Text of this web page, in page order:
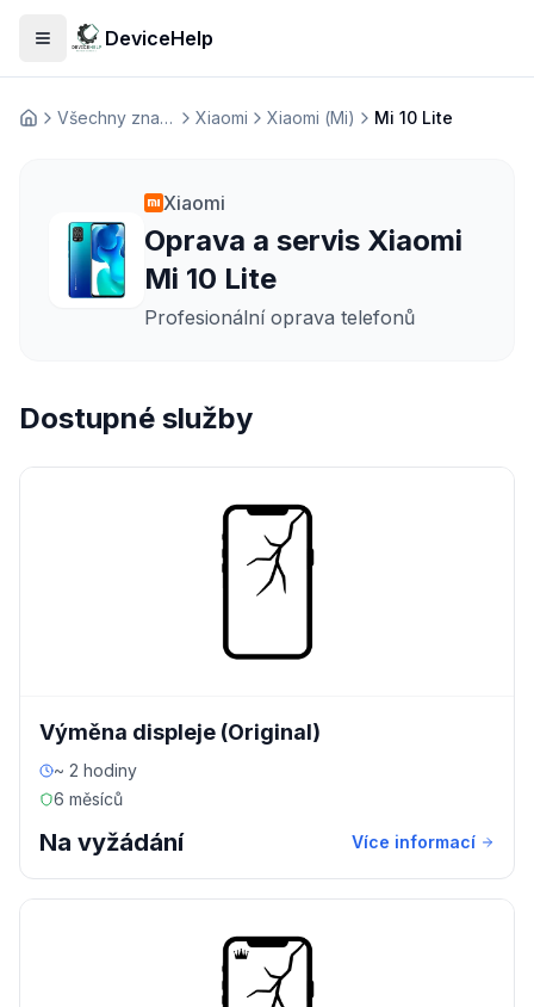
Otevřít menuDeviceHelp
Домашня Všechny značky Xiaomi Xiaomi (Mi) Mi 10 Lite
Xiaomi
Oprava a servis Xiaomi
Mi 10 Lite
Profesionální oprava telefonů
Dostupné služby
Výměna displeje (Original)
~ 2 hodiny
6 měsíců
Na vyžádání Více informací